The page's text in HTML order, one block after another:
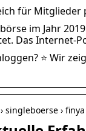
für Mitglieder
im Jahr
Das Internet-
⭐️ Wir
singleboerse › finya